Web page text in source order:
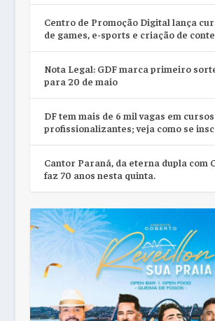
Centro de Promoção Digital lança
de games, e-sports e criação de
Nota Legal: GDF marca primeiro
para 20 de maio
DF tem mais de 6 mil vagas em cursos
profissionalizantes; veja como se
Cantor Paraná, da eterna dupla com
faz 70 anos nesta quinta.